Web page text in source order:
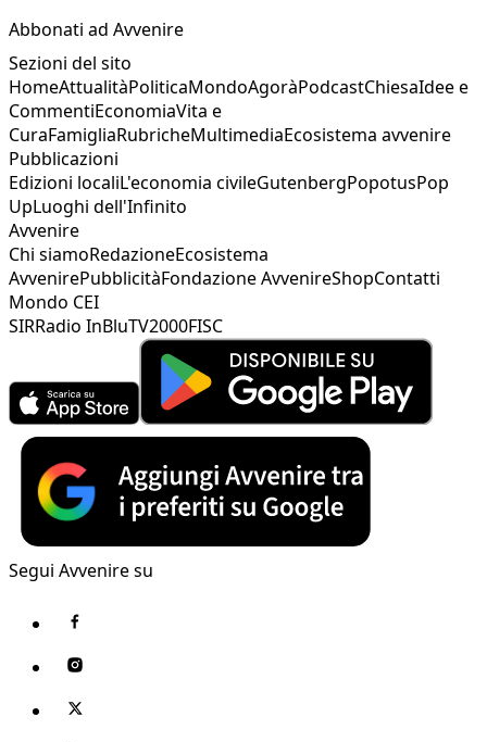
Abbonati ad Avvenire
Sezioni del sito
HomeAttualitàPoliticaMondoAgoràPodcastChiesaIdee e
CommentiEconomiaVita e
CuraFamigliaRubricheMultimediaEcosistema avvenire
Pubblicazioni
Edizioni localiL'economia civileGutenbergPopotusPop
UpLuoghi dell'Infinito
Avvenire
Chi siamoRedazioneEcosistema
AvvenirePubblicitàFondazione AvvenireShopContatti
Mondo CEI
SIRRadio InBluTV2000FISC
Segui Avvenire su